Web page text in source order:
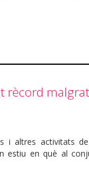
rècord
i altres activitats
estiu en què al